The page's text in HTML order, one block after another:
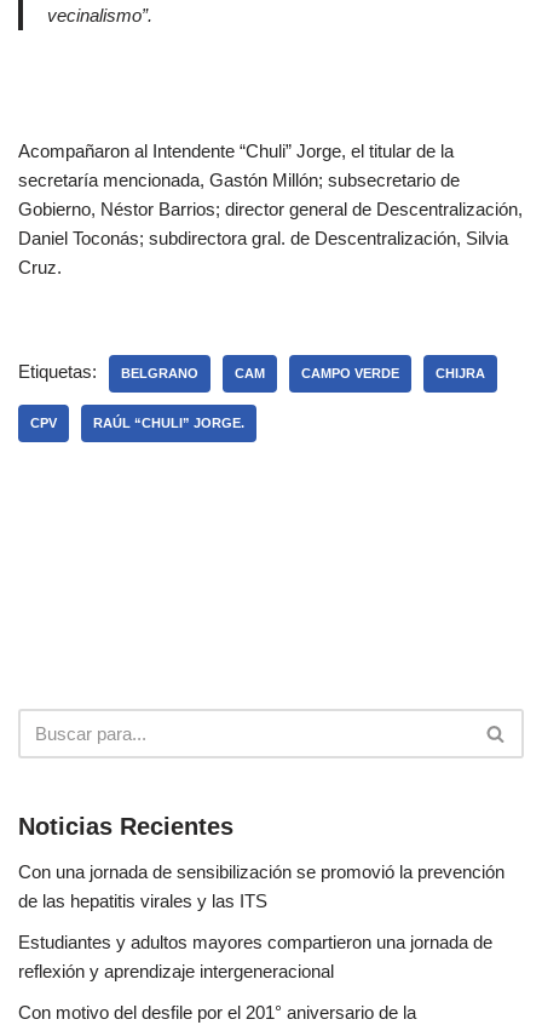
vecinalismo”.
Acompañaron al Intendente “Chuli” Jorge, el titular de la
secretaría mencionada, Gastón Millón; subsecretario de
Gobierno, Néstor Barrios; director general de Descentralización,
Daniel Toconás; subdirectora gral. de Descentralización, Silvia
Cruz.
Etiquetas: BELGRANO CAM CAMPO VERDE CHIJRA
CPV RAÚL “CHULI” JORGE.
Noticias Recientes
Con una jornada de sensibilización se promovió la prevención
de las hepatitis virales y las ITS
Estudiantes y adultos mayores compartieron una jornada de
reflexión y aprendizaje intergeneracional
Con motivo del desfile por el 201° aniversario de la